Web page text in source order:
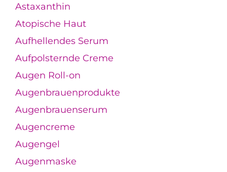
Astaxanthin
Atopische Haut
Aufhellendes Serum
Aufpolsternde Creme
Augen Roll-on
Augenbrauenprodukte
Augenbrauenserum
Augencreme
Augengel
Augenmaske